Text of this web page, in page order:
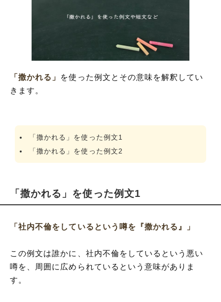
「撒かれる」 を使った例文とその意味を解釈してい
きます。
「撒かれる」を使った例文1
「撒かれる」を使った例文2
「撒かれる」を使った例文1
「社内不倫をしているという噂を『撒かれる』」
この例文は誰かに、社内不倫をしているという悪い
噂を、周囲に広められているという意味がありま
す。